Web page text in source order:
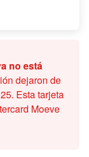
no está
dejaron de
Esta tarjeta
Moeve